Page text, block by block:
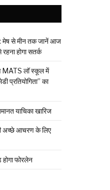
से मीन तक जानें आज
होगा सतर्क
MATS लॉ स्कूल में
प्रतियोगिता” का
याचिका खारिज
भी अच्छे आचरण के लिए
फोरलेन